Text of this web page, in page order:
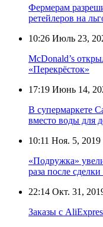
Фермерам
ретейлеров на
10:26 Июль 23,
McDonald’s
«Перекрёсток»
17:19 Июнь 14,
В супермаркете
вместо воды для
10:11 Ноя. 5, 2019
«Подружка»
раза после
22:14 Окт. 31,
Заказы с